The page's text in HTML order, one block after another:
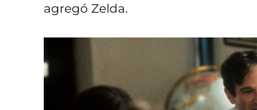
agregó Zelda.